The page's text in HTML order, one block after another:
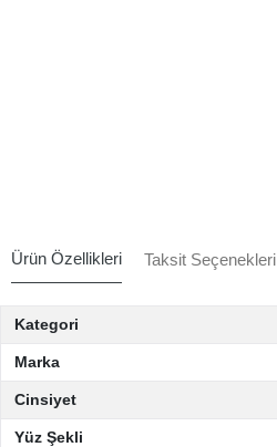
Ürün Özellikleri Taksit Seçenekleri
Kategori
Marka
Cinsiyet
Yüz Şekli